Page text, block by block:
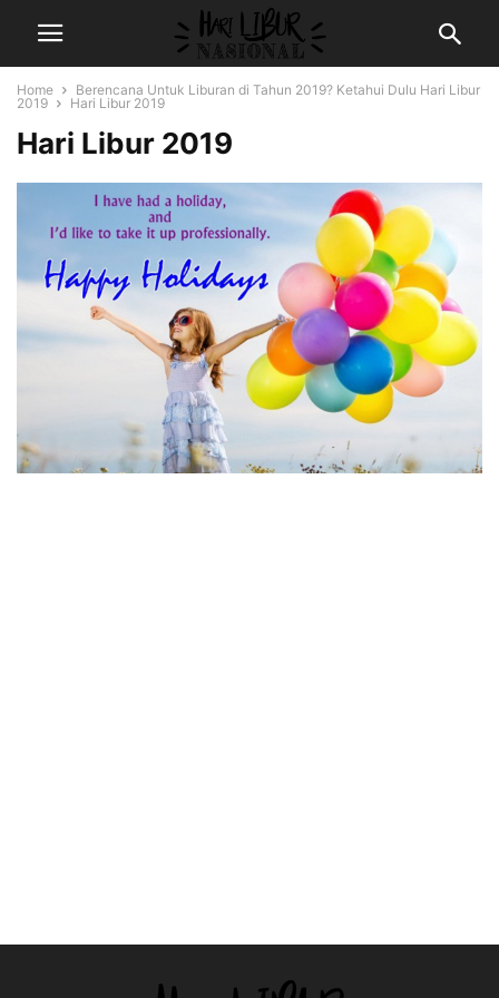
Home
Berencana Untuk Liburan di Tahun 2019? Ketahui Dulu Hari Libur
2019
Hari Libur 2019
Hari Libur 2019